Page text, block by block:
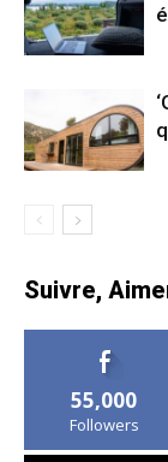
Suivre,
55,000
Followers